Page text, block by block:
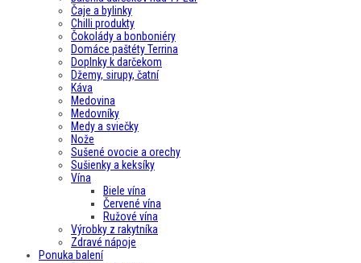
Čaje a bylinky
Chilli produkty
Čokolády a bonboniéry
Domáce paštéty Terrina
Doplnky k darčekom
Džemy, sirupy, čatní
Káva
Medovina
Medovníky
Medy a sviečky
Nože
Sušené ovocie a orechy
Sušienky a keksíky
Vína
Biele vína
Červené vína
Ružové vína
Výrobky z rakytníka
Zdravé nápoje
Ponuka balení